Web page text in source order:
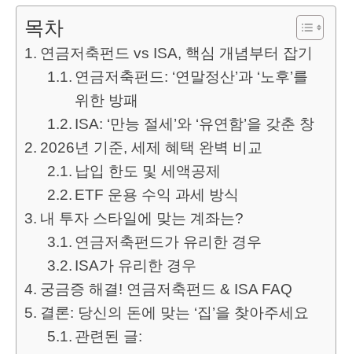
목차
연금저축펀드 vs ISA, 핵심 개념부터 잡기
연금저축펀드: ‘연말정산’과 ‘노후’를
위한 방패
ISA: ‘만능 절세’와 ‘유연함’을 갖춘 창
2026년 기준, 세제 혜택 완벽 비교
납입 한도 및 세액공제
ETF 운용 수익 과세 방식
내 투자 스타일에 맞는 계좌는?
연금저축펀드가 유리한 경우
ISA가 유리한 경우
궁금증 해결! 연금저축펀드 & ISA FAQ
결론: 당신의 돈에 맞는 ‘집’을 찾아주세요
관련된 글: